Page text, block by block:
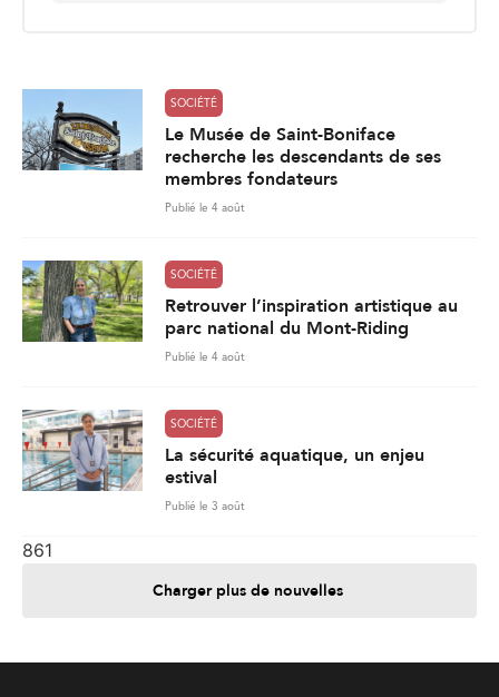
SOCIÉTÉ
Retrouver l’inspiration artistique au
parc national du Mont-Riding
Publié le 4 août
La sécurité aquatique, un enjeu
estival
Publié le 3 août
Charger plus de nouvelles
Je contribue